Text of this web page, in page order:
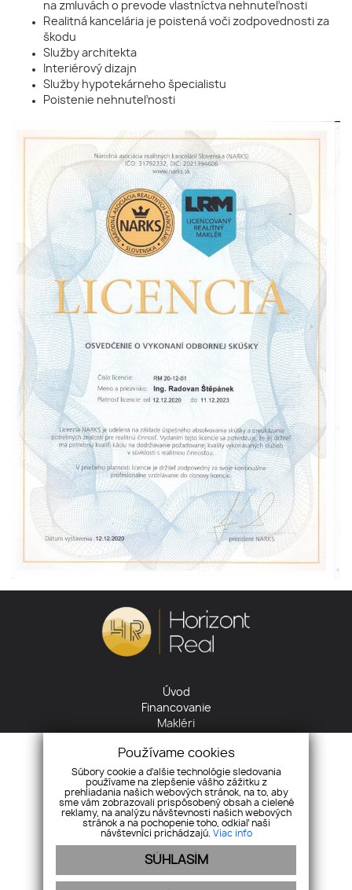
na zmluvách o prevode vlastníctva nehnuteľnosti
Realitná kancelária je poistená voči zodpovednosti za
škodu
Služby architekta
Interiérový dizajn
Služby hypotekárneho špecialistu
Poistenie nehnuteľnosti
Úvod
Financovanie
Makléri
GDPR
Reklamačný poriadok
Kontakt
+421 905 422 485
info@horizontreal.sk
Pridajte si nás
Používame cookies
Súbory cookie a ďalšie technológie sledovania
používame na zlepšenie vášho zážitku z
prehliadania našich webových stránok, na to, aby
sme vám zobrazovali prispôsobený obsah a cielené
reklamy, na analýzu návštevnosti našich webových
stránok a na pochopenie toho, odkiaľ naši
návštevníci prichádzajú. Viac info
SÚHLASÍM